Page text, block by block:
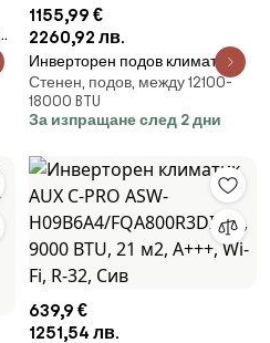
1155,99 €
2260,92 лв.
Инверторен подов климатик
Finlux H18/4DR3HA /
H18/NDR3HB2(U), 18000 BTU, 35
м2, A++, Wi-Fi, R32,
Стенен, подов, между 12100-
18000 BTU
За изпращане след 2 дни
639,9 €
1251,54 лв.